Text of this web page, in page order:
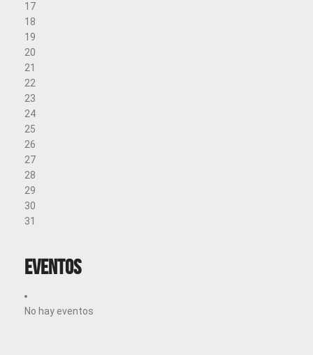
17
18
19
20
21
22
23
24
25
26
27
28
29
30
31
Eventos
No hay eventos